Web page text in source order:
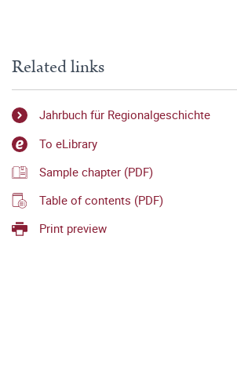
Related links
Jahrbuch für Regionalgeschichte
To eLibrary
Sample chapter (PDF)
Table of contents (PDF)
Print preview